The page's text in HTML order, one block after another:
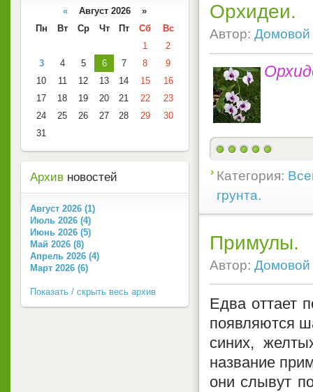
Орхидеи.
Автор: Домовой
Категория:
грунта.
Примулы.
Автор: Домовой
Едва оттает
появляются
синих,
название
они слывут
« Август 2026 »
Пн
Вт Ср Чт Пт Сб
Вс
1
2
3
4 5 6 7 8
9
10
11 12 13 14 15
16
17
18 19 20 21 22
23
24
25 26 27 28 29
30
31
Архив новостей
Август 2026 (1)
Июль 2026 (4)
Июнь 2026 (5)
Май 2026 (8)
Апрель 2026 (4)
Март 2026 (6)
Показать / скрыть весь архив